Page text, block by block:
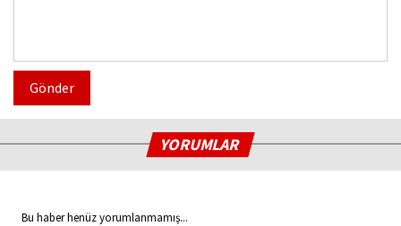
Gönder
YORUMLAR
Bu haber henüz yorumlanmamış...